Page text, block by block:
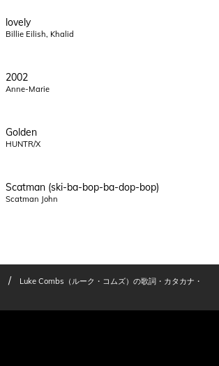
lovely
Billie Eilish, Khalid
2002
Anne-Marie
Golden
HUNTR/X
Scatman (ski-ba-bop-ba-dop-bop)
Scatman John
/
Luke Combs（ルーク・コムズ）の歌詞・カタカナ・